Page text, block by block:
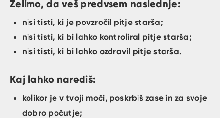
Želimo, da veš predvsem naslednje:
nisi tisti, ki je povzročil pitje starša;
nisi tisti, ki bi lahko kontroliral pitje starša;
nisi tisti, ki bi lahko ozdravil pitje starša.
Kaj lahko narediš:
kolikor je v tvoji moči, poskrbiš zase in za svoje
dobro počutje;